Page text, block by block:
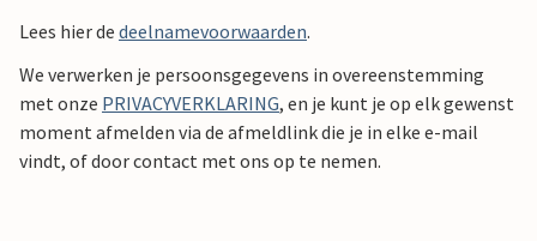
Lees hier de deelnamevoorwaarden.
We verwerken je persoonsgegevens in overeenstemming
met onze PRIVACYVERKLARING, en je kunt je op elk gewenst
moment afmelden via de afmeldlink die je in elke e-mail
vindt, of door contact met ons op te nemen.